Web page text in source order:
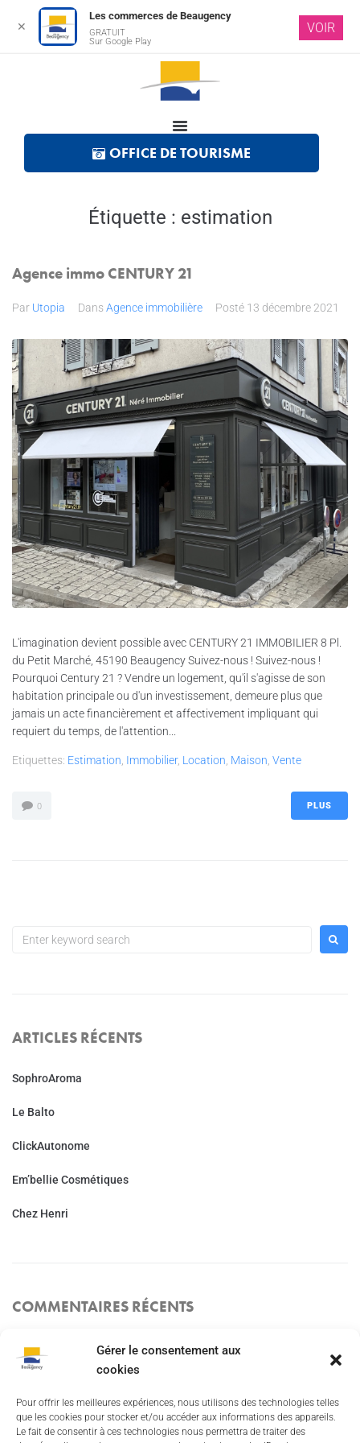
Gérer le consentement aux
cookies
Pour offrir les meilleures expériences, nous utilisons des technologies telles
que les cookies pour stocker et/ou accéder aux informations des appareils.
Le fait de consentir à ces technologies nous permettra de traiter des
OFFICE DE TOURISME
Étiquette : estimation
Agence immo CENTURY 21
Par Utopia DansAgence immobilière Posté 13 décembre 2021
L'imagination devient possible avec CENTURY 21 IMMOBILIER 8 Pl.
du Petit Marché, 45190 Beaugency Suivez-nous ! Suivez-nous !
Pourquoi Century 21 ? Vendre un logement, qu'il s'agisse de son
habitation principale ou d'un investissement, demeure plus que
jamais un acte financièrement et affectivement impliquant qui
requiert du temps, de l'attention...
Etiquettes: Estimation, Immobilier, Location, Maison, Vente
0 PLUS
ARTICLES RÉCENTS
SophroAroma
Le Balto
ClickAutonome
Em’bellie Cosmétiques
Chez Henri
COMMENTAIRES RÉCENTS
Besoin d'aide ?
Mentions Légales
✕
Les commerces de Beaugency
GRATUIT
Sur Google Play
VOIR